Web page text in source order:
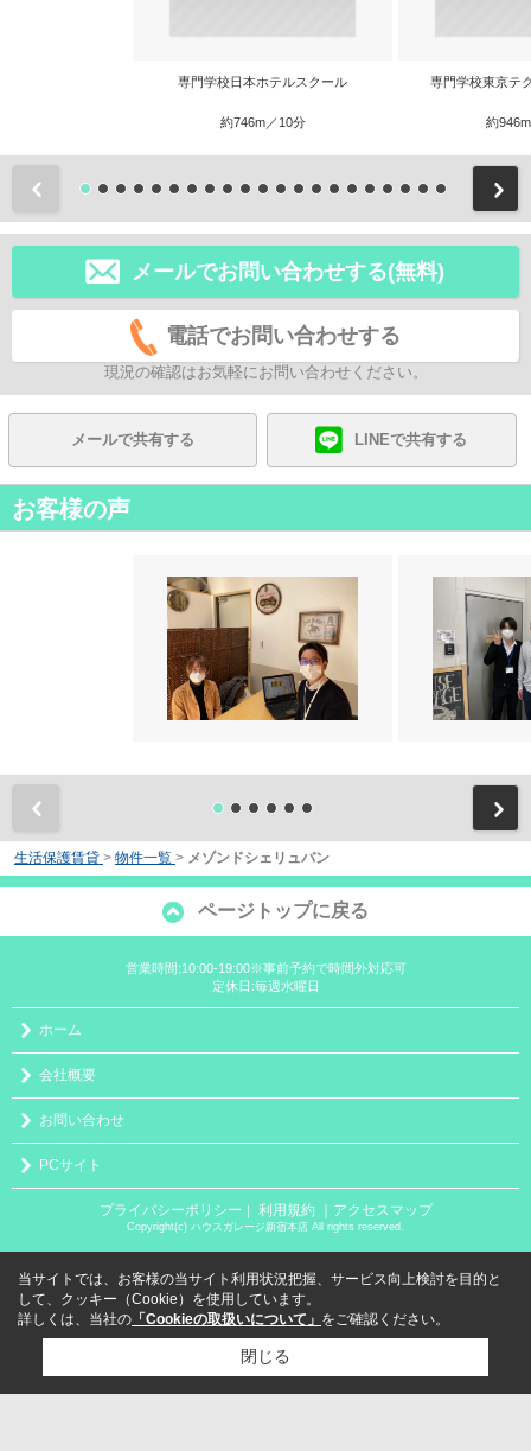
専門学校日本ホテルスクール
約746m／10分
専門学校東京テ
約
前
メールでお問い合わせする(無料)
電話でお問い合わせする
現況の確認はお気軽にお問い合わせください。
メールで共有する LINEで共有する
お客様の声
生活保護賃貸 > 物件一覧 > メゾンドシェリュバン
ページトップに戻る
営業時間:10:00-19:00※事前予約で時間外対応可
定休日:毎週水曜日
ホーム
会社概要
お問い合わせ
PCサイト
プライバシーポリシー 利用規約 ｜アクセスマップ
Copyright(c) ハウスガレージ新宿本店 All rights reserved.
当サイトでは、お客様の当サイト利用状況把握、サービス向上検討を目的と
して、クッキー（Cookie）を使用しています。
詳しくは、当社の 「Cookieの取扱いについて」 をご確認ください。
閉じる